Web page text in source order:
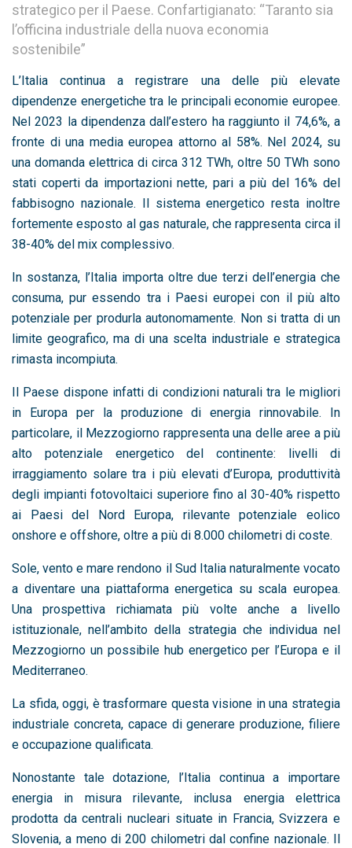
strategico per il Paese. Confartigianato: “Taranto sia
l’officina industriale della nuova economia
sostenibile”
L’Italia continua a registrare una delle più elevate
dipendenze energetiche tra le principali economie europee.
Nel 2023 la dipendenza dall’estero ha raggiunto il 74,6%, a
fronte di una media europea attorno al 58%. Nel 2024, su
una domanda elettrica di circa 312 TWh, oltre 50 TWh sono
stati coperti da importazioni nette, pari a più del 16% del
fabbisogno nazionale. Il sistema energetico resta inoltre
fortemente esposto al gas naturale, che rappresenta circa il
38-40% del mix complessivo.
In sostanza, l’Italia importa oltre due terzi dell’energia che
consuma, pur essendo tra i Paesi europei con il più alto
potenziale per produrla autonomamente. Non si tratta di un
limite geografico, ma di una scelta industriale e strategica
rimasta incompiuta.
Il Paese dispone infatti di condizioni naturali tra le migliori
in Europa per la produzione di energia rinnovabile. In
particolare, il Mezzogiorno rappresenta una delle aree a più
alto potenziale energetico del continente: livelli di
irraggiamento solare tra i più elevati d’Europa, produttività
degli impianti fotovoltaici superiore fino al 30-40% rispetto
ai Paesi del Nord Europa, rilevante potenziale eolico
onshore e offshore, oltre a più di 8.000 chilometri di coste.
Sole, vento e mare rendono il Sud Italia naturalmente vocato
a diventare una piattaforma energetica su scala europea.
Una prospettiva richiamata più volte anche a livello
istituzionale, nell’ambito della strategia che individua nel
Mezzogiorno un possibile hub energetico per l’Europa e il
Mediterraneo.
La sfida, oggi, è trasformare questa visione in una strategia
industriale concreta, capace di generare produzione, filiere
e occupazione qualificata.
Nonostante tale dotazione, l’Italia continua a importare
energia in misura rilevante, inclusa energia elettrica
prodotta da centrali nucleari situate in Francia,Svizzera e
Slovenia, a meno di 200 chilometri dal confine nazionale. Il